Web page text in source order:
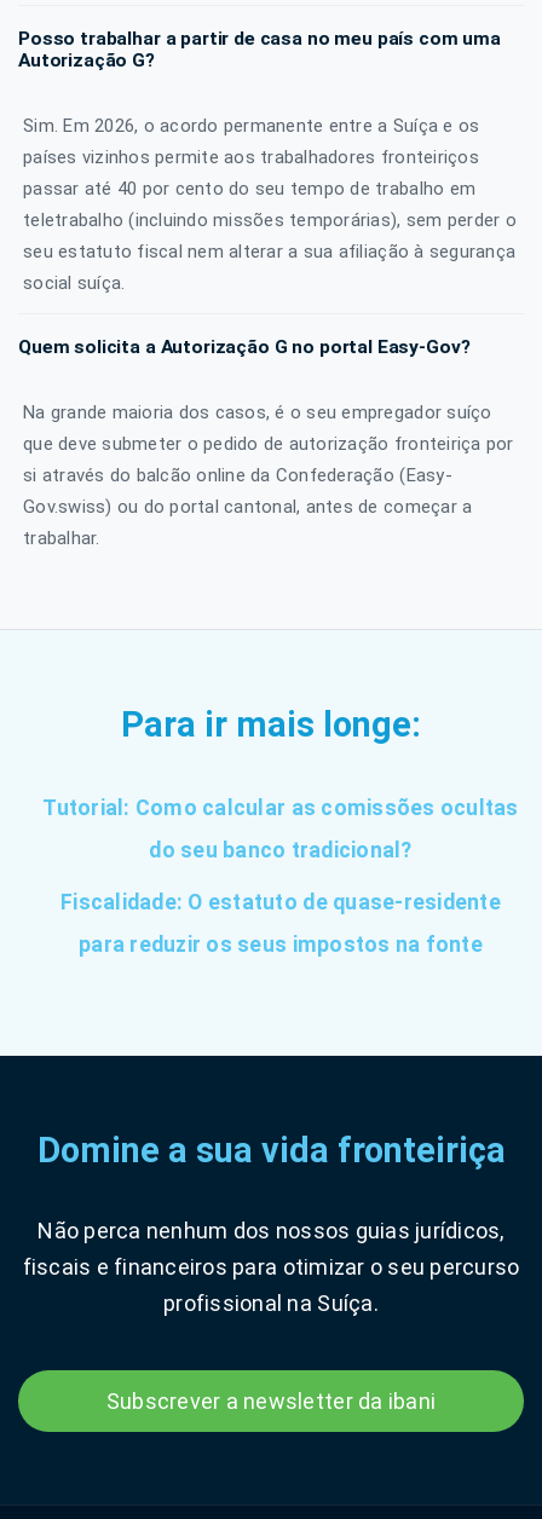
Posso trabalhar a partir de casa no meu país com uma
Autorização G?
Sim. Em 2026, o acordo permanente entre a Suíça e os
países vizinhos permite aos trabalhadores fronteiriços
passar até 40 por cento do seu tempo de trabalho em
teletrabalho (incluindo missões temporárias), sem perder o
seu estatuto fiscal nem alterar a sua afiliação à segurança
social suíça.
Quem solicita a Autorização G no portal Easy-Gov?
Na grande maioria dos casos, é o seu empregador suíço
que deve submeter o pedido de autorização fronteiriça por
si através do balcão online da Confederação (Easy-
Gov.swiss) ou do portal cantonal, antes de começar a
trabalhar.
Para ir mais longe:
Tutorial: Como calcular as comissões ocultas
do seu banco tradicional?
Fiscalidade: O estatuto de quase-residente
para reduzir os seus impostos na fonte
Domine a sua vida fronteiriça
Não perca nenhum dos nossos guias jurídicos,
fiscais e financeiros para otimizar o seu percurso
profissional na Suíça.
Subscrever a newsletter da ibani